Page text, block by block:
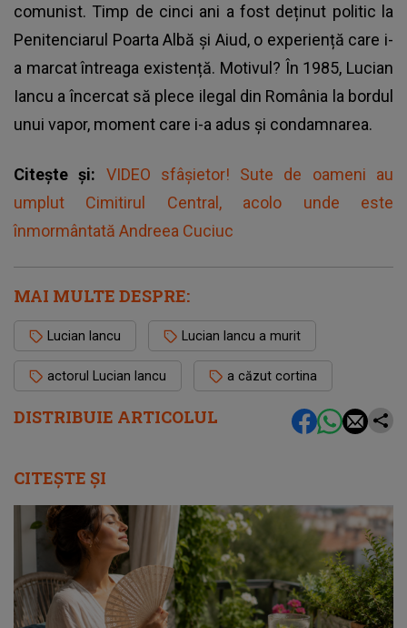
DISTRIBUIE ARTICOLUL
comunist. Timp de cinci ani a fost deținut politic la
Penitenciarul Poarta Albă și Aiud, o experiență care i-
a marcat întreaga existență. Motivul? În 1985, Lucian
Iancu a încercat să plece ilegal din România la bordul
unui vapor, moment care i-a adus și condamnarea.
Citește și: VIDEO sfâșietor! Sute de oameni au
umplut Cimitirul Central, acolo unde este
înmormântată Andreea Cuciuc
MAI MULTE DESPRE:
Lucian Iancu Lucian Iancu a murit
actorul Lucian Iancu a căzut cortina
CITEȘTE ȘI